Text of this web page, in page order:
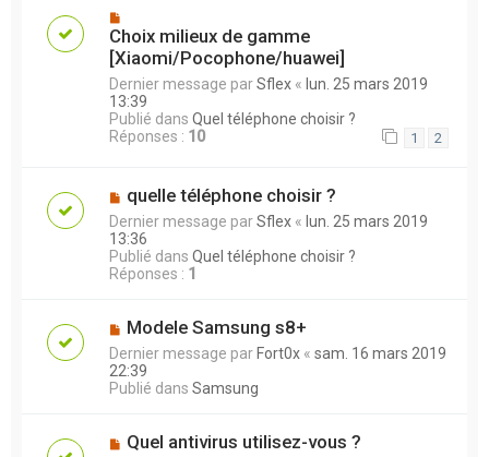
Choix milieux de gamme
[Xiaomi/Pocophone/huawei]
Dernier message parSflex « lun. 25 mars 2019
13:39
Publié dans Quel téléphone choisir ?
Réponses : 10 1 2
quelle téléphone choisir ?
Dernier message parSflex « lun. 25 mars 2019
13:36
Publié dans Quel téléphone choisir ?
Réponses : 1
Modele Samsung s8+
Dernier message par Fort0x « sam. 16 mars 2019
22:39
Publié dans Samsung
Quel antivirus utilisez-vous ?